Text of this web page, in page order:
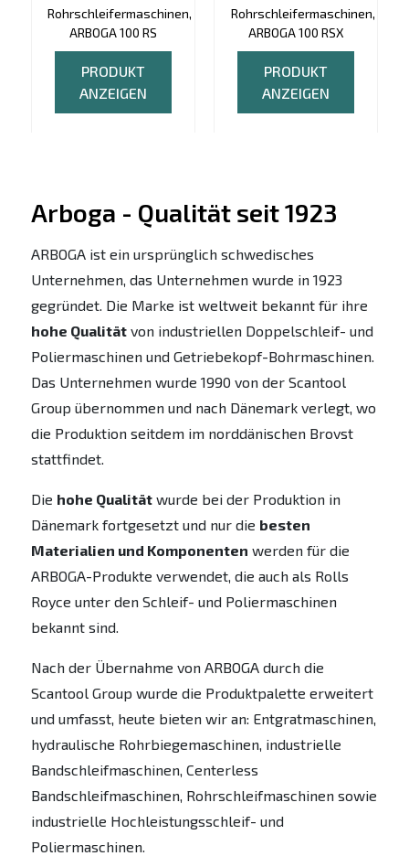
Rohrschleifermaschinen,
ARBOGA 100 RS
PRODUKT
ANZEIGEN
Rohrschleifermaschinen,
ARBOGA 100 RSX
PRODUKT
ANZEIGEN
Arboga - Qualität seit 1923
ARBOGA ist ein ursprünglich schwedisches
Unternehmen, das Unternehmen wurde in 1923
gegründet. Die Marke ist weltweit bekannt für ihre
hohe Qualitätvon industriellen Doppelschleif- und
Poliermaschinen und Getriebekopf-Bohrmaschinen.
Das Unternehmen wurde 1990 von der Scantool
Group übernommen und nach Dänemark verlegt, wo
die Produktion seitdem im norddänischen Brovst
stattfindet.
Die hohe Qualitätwurde bei der Produktion in
Dänemark fortgesetzt und nur die besten
Materialien und Komponenten werden für die
ARBOGA-Produkte verwendet, die auch als Rolls
Royce unter den Schleif- und Poliermaschinen
bekannt sind.
Nach der Übernahme von ARBOGA durch die
Scantool Group wurde die Produktpalette erweitert
und umfasst, heute bieten wir an: Entgratmaschinen,
hydraulische Rohrbiegemaschinen, industrielle
Bandschleifmaschinen, Centerless
Bandschleifmaschinen, Rohrschleifmaschinen sowie
industrielle Hochleistungsschleif- und
Poliermaschinen.